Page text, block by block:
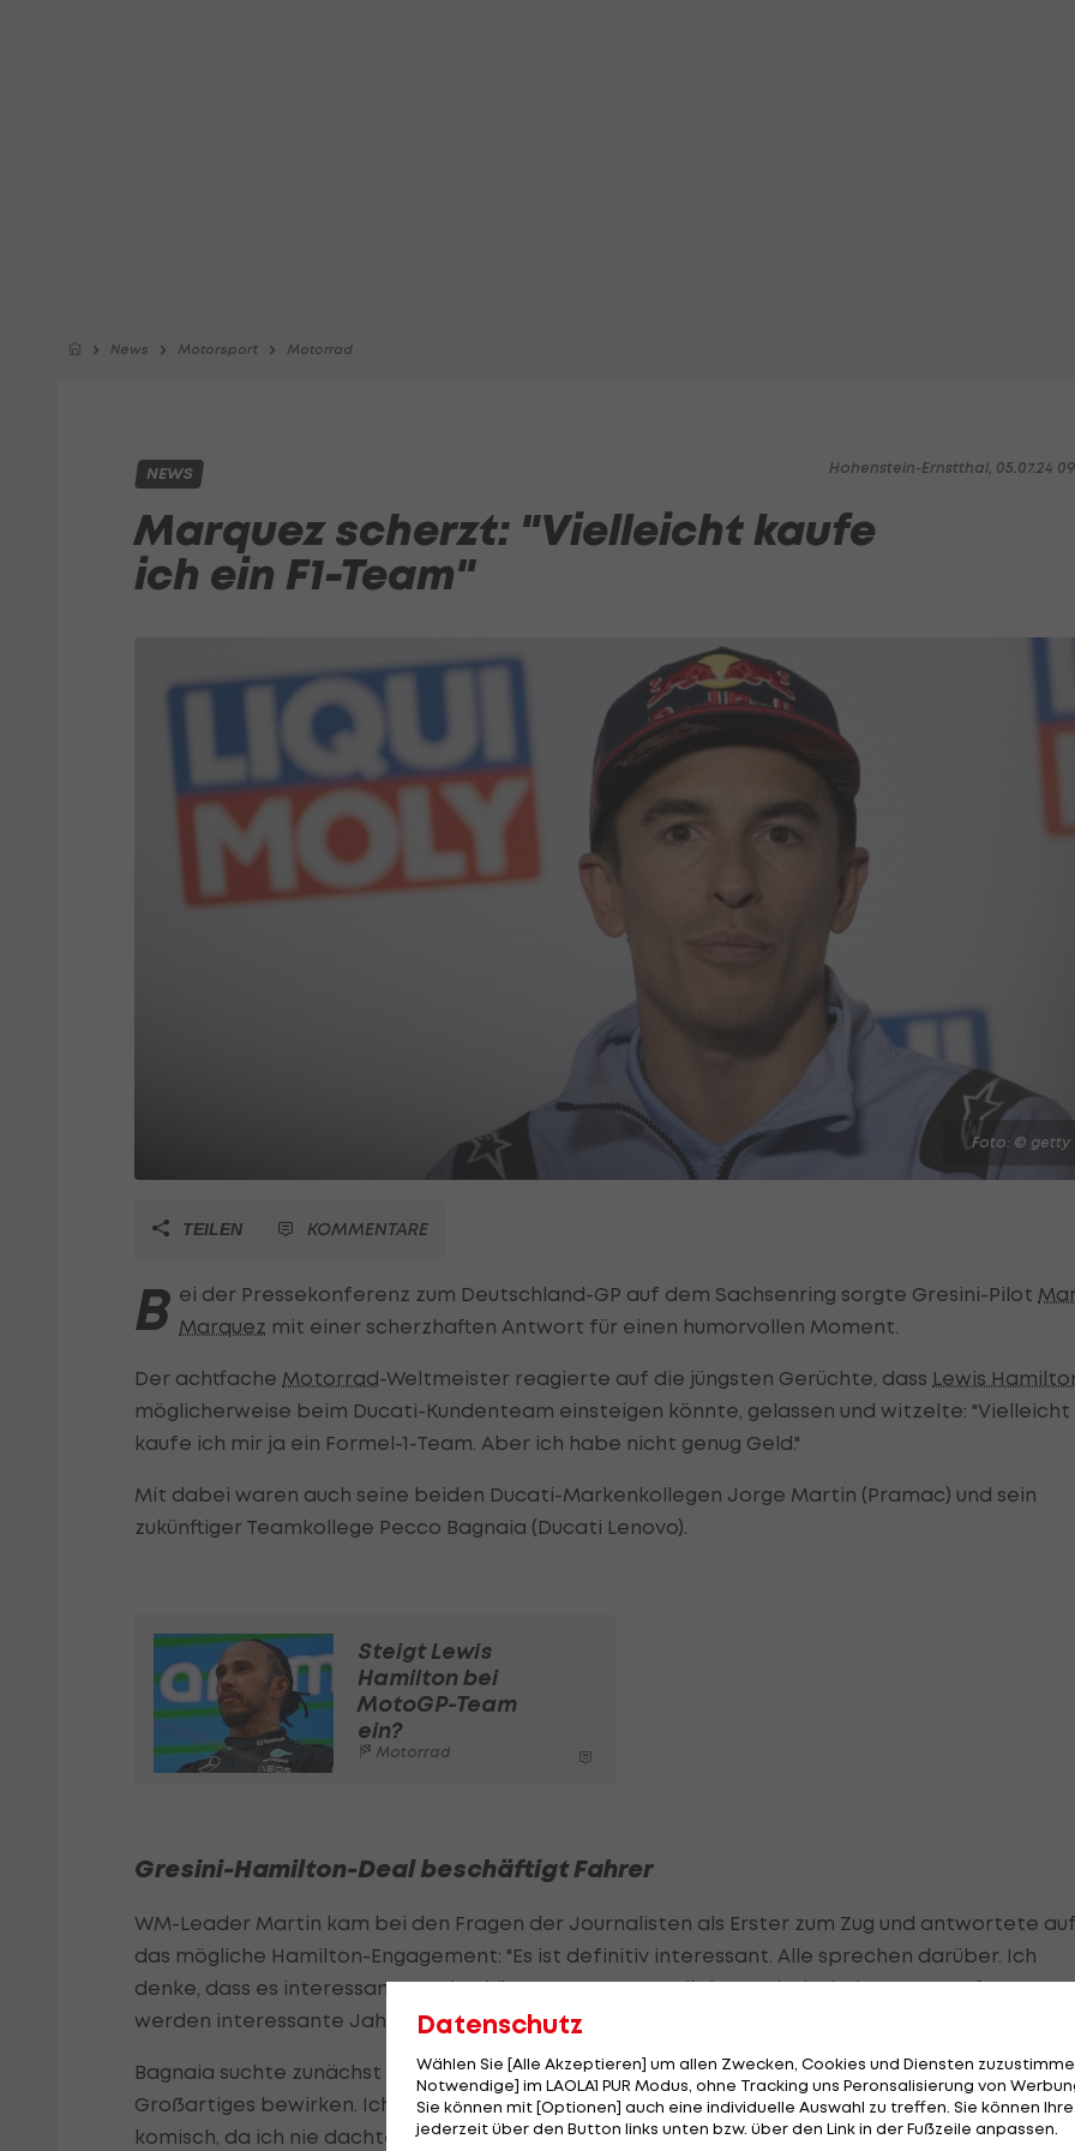
News Motorsport Motorrad
Hohenstein-Ernstthal, 05.07.24
NEWS
Marquez scherzt: "Vielleicht kaufe
ich ein F1-Team"
Foto: © getty
TEILEN KOMMENTARE
B ei der Pressekonferenz zum Deutschland-GP auf dem Sachsenring sorgte Gresini-Pilot
Marquez mit einer scherzhaften Antwort für einen humorvollen Moment.
Der achtfache Motorrad-Weltmeister reagierte auf die jüngsten Gerüchte, dass Lewis
möglicherweise beim Ducati-Kundenteam einsteigen könnte, gelassen und witzelte: "Vielleicht
kaufe ich mir ja ein Formel-1-Team. Aber ich habe nicht genug Geld."
Mit dabei waren auch seine beiden Ducati-Markenkollegen Jorge Martin (Pramac) und sein
zukünftiger Teamkollege Pecco Bagnaia (Ducati Lenovo).
Steigt Lewis
Hamilton bei
MotoGP-Team
ein?
Motorrad
Gresini-Hamilton-Deal beschäftigt Fahrer
WM-Leader Martin kam bei den Fragen der Journalisten als Erster zum Zug und antwortete
das mögliche Hamilton-Engagement: "Es ist definitiv interessant. Alle sprechen darüber. Ich
denke, dass es interessant werden könnte. Der Sport wächst und wir sind erst am Anfang. Das
werden interessante Jahre, die auf dieMotoGP
Bagnaia suchte zunächst nach einer Antwort, ergänzte dann aber: "Vorstellung kann viel
Großartiges bewirken. Ich habe nie darüber nachgedacht, um ehrlich zu sein. Es ist schon
komisch, da ich nie dachte, dass es möglich sein könnte."
Datenschutz
Wählen Sie [Alle Akzeptieren] um allen Zwecken, Cookies und Diensten
Notwendige] im LAOLA1 PUR Modus, ohne Tracking uns Peronsalisierung von
Sie können mit [Optionen] auch eine individuelle Auswahl zu treffen. Sie können
jederzeit über den Button links unten bzw. über den Link in der Fußzeile anpassen.